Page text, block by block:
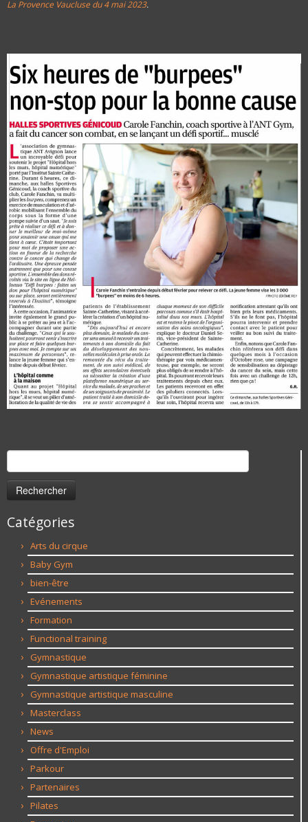
La Provence Vaucluse du 4 mai 2023.
Rechercher :
Catégories
Arts du cirque
Baby Gym
bien-être
Evénements
Formation
Functional training
Gymnastique
Gymnastique artistique féminine
Gymnastique artistique masculine
Masterclass
News
Offre d'Emploi
Parkour
Partenaires
Pilates